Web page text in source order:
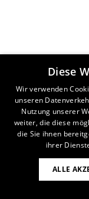
Diese
Wir verwenden
unseren
Nutzung unserer
weiter, die diese
die Sie ihnen
ihrer
ALLE